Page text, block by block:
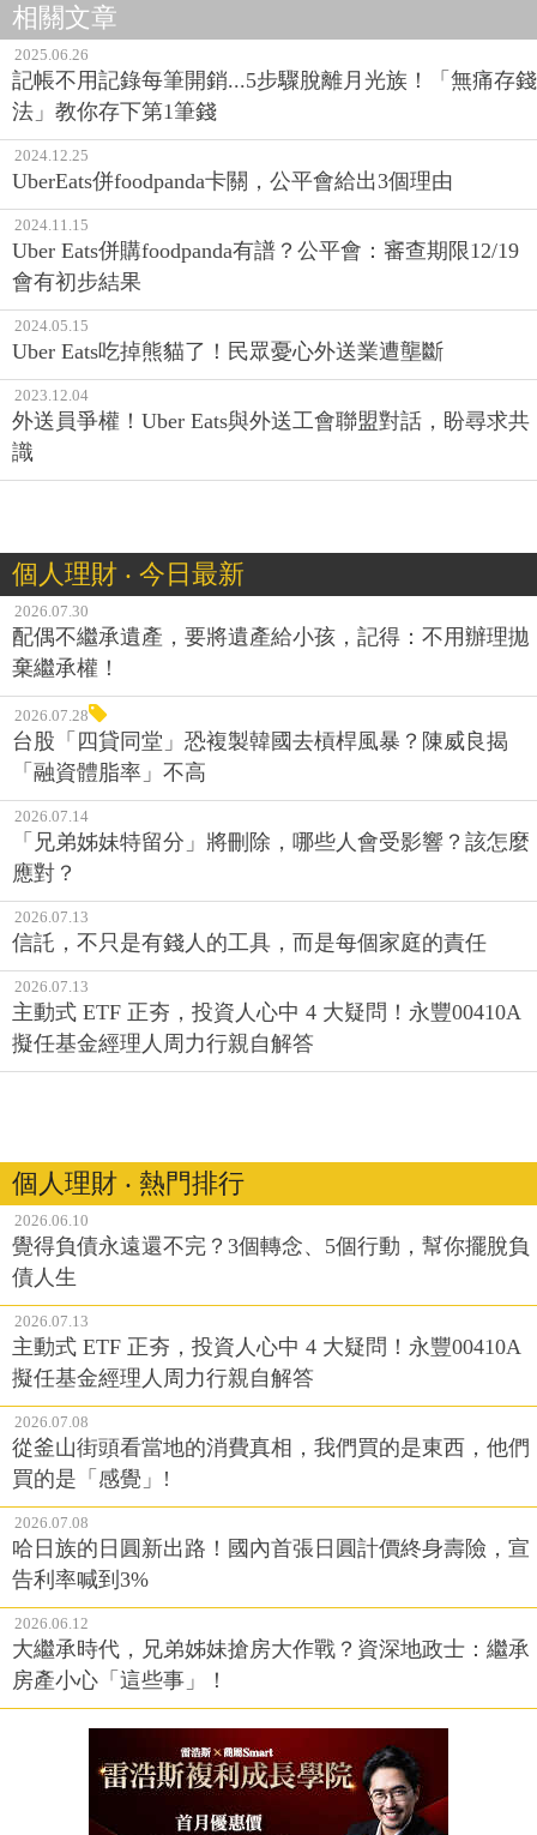
相關文章
2025.06.26
記帳不用記錄每筆開銷...5步驟脫離月光族！「無痛存錢
法」教你存下第1筆錢
2024.12.25
UberEats併foodpanda卡關，公平會給出3個理由
2024.11.15
Uber Eats併購foodpanda有譜？公平會：審查期限12/19
會有初步結果
2024.05.15
Uber Eats吃掉熊貓了！民眾憂心外送業遭壟斷
2023.12.04
外送員爭權！Uber Eats與外送工會聯盟對話，盼尋求共
識
個人理財 ‧ 今日最新
2026.07.30
配偶不繼承遺產，要將遺產給小孩，記得：不用辦理拋
棄繼承權！
2026.07.28
台股「四貸同堂」恐複製韓國去槓桿風暴？陳威良揭
「融資體脂率」不高
2026.07.14
「兄弟姊妹特留分」將刪除，哪些人會受影響？該怎麼
應對？
2026.07.13
信託，不只是有錢人的工具，而是每個家庭的責任
2026.07.13
主動式 ETF 正夯，投資人心中 4 大疑問！永豐00410A
擬任基金經理人周力行親自解答
個人理財 ‧ 熱門排行
2026.06.10
覺得負債永遠還不完？3個轉念、5個行動，幫你擺脫負
債人生
2026.07.13
主動式 ETF 正夯，投資人心中 4 大疑問！永豐00410A
擬任基金經理人周力行親自解答
2026.07.08
從釜山街頭看當地的消費真相，我們買的是東西，他們
買的是「感覺」!
2026.07.08
哈日族的日圓新出路！國內首張日圓計價終身壽險，宣
告利率喊到3%
2026.06.12
大繼承時代，兄弟姊妹搶房大作戰？資深地政士：繼承
房產小心「這些事」！